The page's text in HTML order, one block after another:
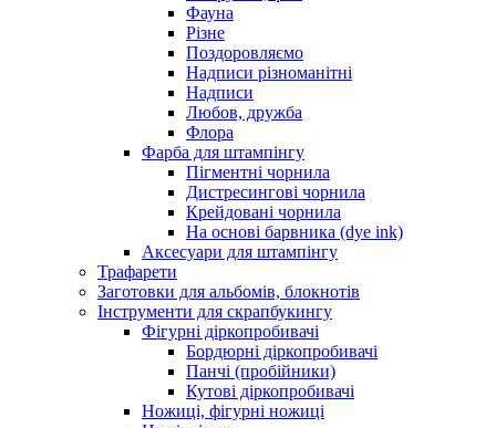
Фауна
Різне
Поздоровляємо
Надписи різноманітні
Надписи
Любов, дружба
Флора
Фарба для штампінгу
Пігментні чорнила
Дистресингові чорнила
Крейдовані чорнила
На основі барвника (dye ink)
Аксесуари для штампінгу
Трафарети
Заготовки для альбомів, блокнотів
Інструменти для скрапбукингу
Фігурні діркопробивачі
Бордюрні діркопробивачі
Панчі (пробійники)
Кутові діркопробивачі
Ножиці, фігурні ножиці